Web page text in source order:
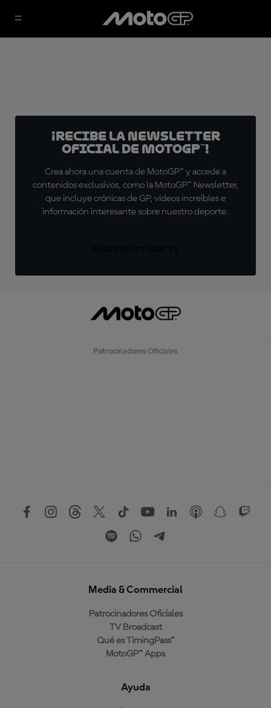
¡Recibe la Newsletter
oficial de MotoGP™!
Crea ahora una cuenta de MotoGP™ y accede a
contenidos exclusivos, como la MotoGP™ Newsletter,
que incluye crónicas de GP, vídeos increíbles e
información interesante sobre nuestro deporte.
Patrocinadores Oficiales
Media & Commercial
Patrocinadores Oficiales
TV Broadcast
Qué es TimingPass™
MotoGP™ Apps
Ayuda